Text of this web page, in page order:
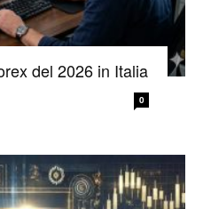
del 2026 in Italia
0